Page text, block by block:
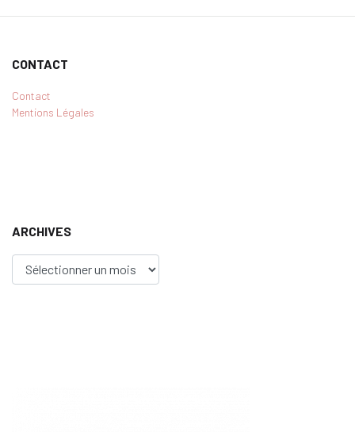
CONTACT
Contact
Mentions Légales
ARCHIVES